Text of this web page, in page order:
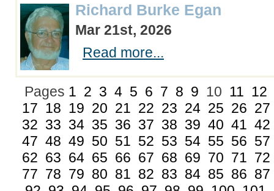
Richard Burke Egan
Mar 21st, 2026
Read more...
Pages 1 2 3 4 5 6 7 8 9 10 11 12
17 18 19 20 21 22 23 24 25 26 27
32 33 34 35 36 37 38 39 40 41 42
47 48 49 50 51 52 53 54 55 56 57
62 63 64 65 66 67 68 69 70 71 72
77 78 79 80 81 82 83 84 85 86 87